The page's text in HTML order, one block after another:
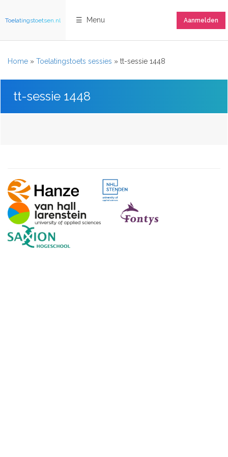
Toelatingstoetsen.nl ☰ Menu Aanmelden
Home » Toelatingstoets sessies » tt-sessie 1448
tt-sessie 1448